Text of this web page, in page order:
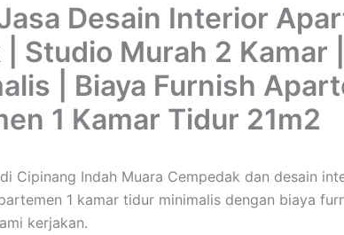
Desain Interior
Studio Murah 2 Kamar
| Biaya Furnish
1 Kamar Tidur 21m2
Cipinang Indah Muara Cempedak dan desain
1 kamar tidur minimalis dengan biaya
kerjakan.